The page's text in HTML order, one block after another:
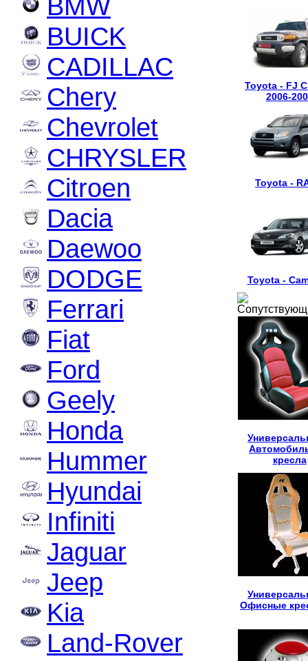
BUICK
CADILLAC
Chery
Chevrolet
CHRYSLER
Citroen
Dacia
Daewoo
DODGE
Ferrari
Fiat
Ford
Geely
Honda
Hummer
Hyundai
Infiniti
Jaguar
Jeep
Kia
Land-Rover
Toyota - FJ
2006-
Toyota -
Toyota -
кресла
Офисные